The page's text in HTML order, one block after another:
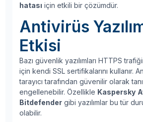
hatası için etkili bir çözümdür.
Antivirüs
Etkisi
Bazı güvenlik yazılımları HTTPS
için kendi SSL sertifikalarını kullanır.
tarayıcı tarafından güvenilir olarak
engellenebilir. Özellikle Kaspersky
Bitdefendergibi yazılımlar bu tür
olabilir.